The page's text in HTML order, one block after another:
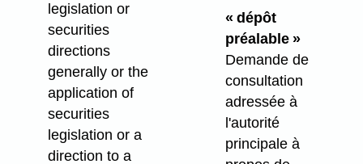
legislation or
securities
directions
generally or the
application of
securities
legislation or a
direction to a
« dépôt
préalable »
Demande de
consultation
adressée à
l'autorité
principale à